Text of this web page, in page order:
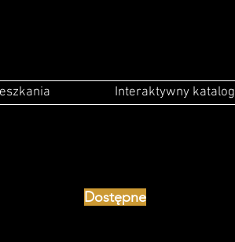
Interaktywny katalog
Dostępne